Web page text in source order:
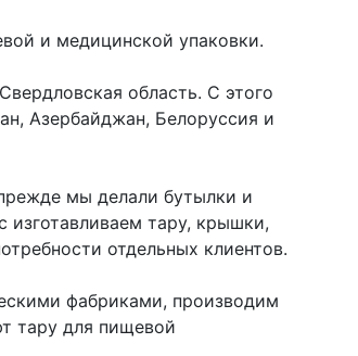
и медицинской упаковки.
область. С этого
Азербайджан, Белоруссия и
мы делали бутылки и
изготавливаем тару, крышки,
отдельных клиентов.
фабриками, производим
тару для пищевой